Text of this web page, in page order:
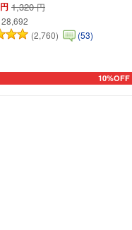
円 1,320 円
28,692
(2,760)
(53)
10%OFF
カートに